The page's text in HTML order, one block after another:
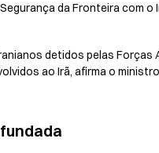
da Fronteira com o
detidos pelas Forças
ao Irã, afirma o